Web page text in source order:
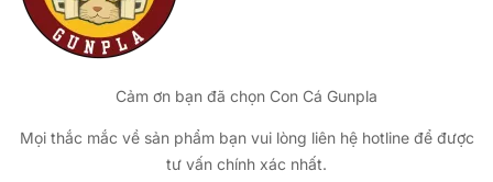
Cảm ơn bạn đã chọn Con Cá Gunpla
Mọi thắc mắc về sản phẩm bạn vui lòng liên hệ hotline để được
tư vấn chính xác nhất.